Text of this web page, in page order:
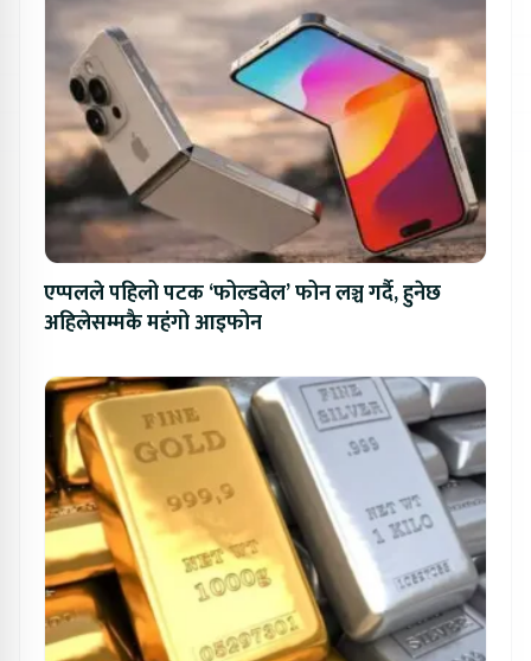
एप्पलले पहिलो पटक ‘फोल्डवेल’ फोन लञ्च गर्दै, हुनेछ
अहिलेसम्मकै महंगो आइफोन